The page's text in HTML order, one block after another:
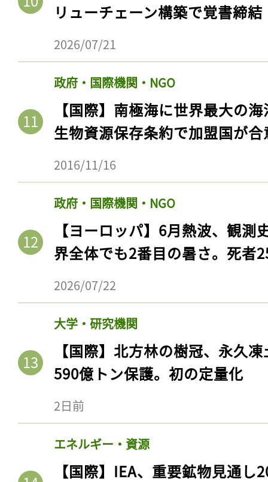
リューチェーン構築で覚書締結
2026/07/21
政府・国際機関・NGO
【国際】南極海に世界最大の
生物資源保存条約で加盟国が合
2016/11/16
政府・国際機関・NGO
【ヨーロッパ】6月熱波、観
界全体でも2番目の暑さ。死者
2026/07/22
大学・研究機関
【国際】北方林の樹冠、永久
590億トン保護。初の定量化
2日前
エネルギー・資源
【国際】IEA、重要鉱物見通